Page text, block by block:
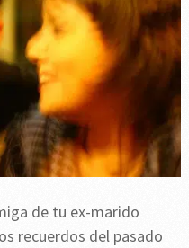
de tu ex-marido
recuerdos del pasado